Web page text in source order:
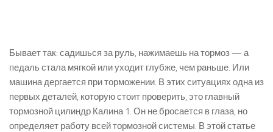
Бывает так: садишься за руль, нажимаешь на тормоз — а
педаль стала мягкой или уходит глубже, чем раньше. Или
машина дергается при торможении. В этих ситуациях одна из
первых деталей, которую стоит проверить, это главный
тормозной цилиндр Калина 1. Он не бросается в глаза, но
определяет работу всей тормозной системы. В этой статье